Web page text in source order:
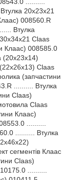
..........
20x23x21
008560.R
Втулка
Claas
Клаас) 008585.0
(20х23х14)
Claas
(запчастини
.......... Втулка
Claas)
Claas
Клаас)
..........
.......... Втулка
сегментів Клаас
Claas)
..........